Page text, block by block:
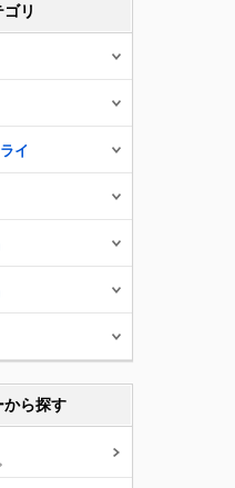
リ
イ
から探す